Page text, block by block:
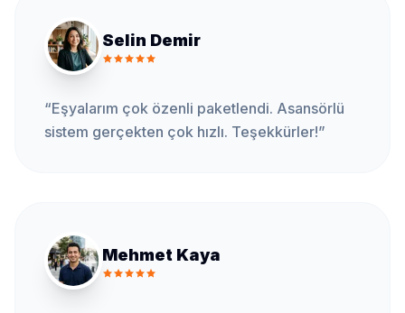
Selin Demir
“Eşyalarım çok özenli paketlendi. Asansörlü
sistem gerçekten çok hızlı. Teşekkürler!”
Mehmet Kaya